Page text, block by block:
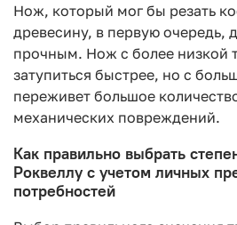
Нож, который мог бы резать
древесину, в первую очередь,
прочным. Нож с более низкой
затупиться быстрее, но с
переживет большое
механических повреждений.
Как правильно выбрать
Роквеллу с учетом личных
потребностей